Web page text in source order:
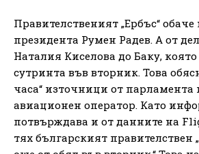
Правителственият „Ербъс“
президента Румен Радев. А от
Наталия Киселова до Баку, която
сутринта във вторник. Това
часа“ източници от
авиационен оператор. Като
потвърждава и от данните на
тях българският правителствен